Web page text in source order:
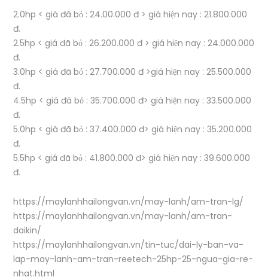
2.0hp < giá đã bỏ : 24.00.000 đ > giá hiện nay : 21.800.000
đ.
2.5hp < giá đã bỏ : 26.200.000 đ > giá hiện nay : 24.000.000
đ.
3.0hp < giá đã bỏ : 27.700.000 đ >giá hiện nay : 25.500.000
đ.
4.5hp < giá đã bỏ : 35.700.000 đ> giá hiện nay : 33.500.000
đ.
5.0hp < giá đã bỏ : 37.400.000 đ> giá hiện nay : 35.200.000
đ.
5.5hp < giá đã bỏ : 41.800.000 đ> giá hiện nay : 39.600.000
đ.
https://maylanhhailongvan.vn/may-lanh/am-tran-lg/
https://maylanhhailongvan.vn/may-lanh/am-tran-
daikin/
https://maylanhhailongvan.vn/tin-tuc/dai-ly-ban-va-
lap-may-lanh-am-tran-reetech-25hp-25-ngua-gia-re-
nhat.html